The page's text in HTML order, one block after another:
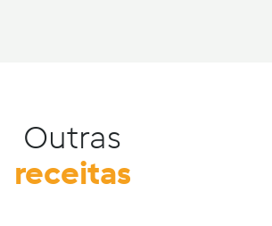
Outras
receitas